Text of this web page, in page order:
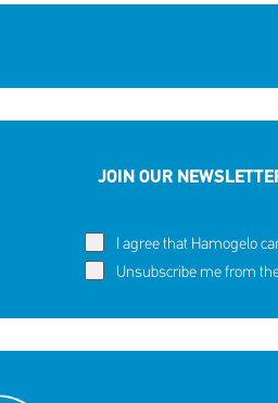
JOIN OUR
I agree that Hamogelo
Unsubscribe me from